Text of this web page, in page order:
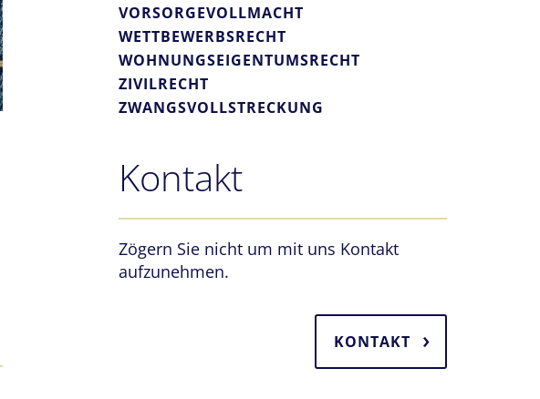
VORSORGEVOLLMACHT
WETTBEWERBSRECHT
WOHNUNGSEIGENTUMSRECHT
ZIVILRECHT
ZWANGSVOLLSTRECKUNG
Kontakt
Zögern Sie nicht um mit uns Kontakt
aufzunehmen.
KONTAKT